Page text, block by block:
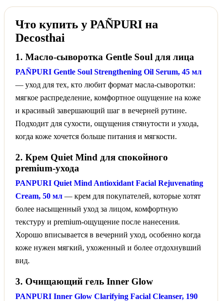
Что купить у PAÑPURI на
Decosthai
1. Масло-сыворотка Gentle Soul для лица
PAÑPURI Gentle Soul Strengthening Oil Serum, 45 мл
— уход для тех, кто любит формат масла-сыворотки:
мягкое распределение, комфортное ощущение на коже
и красивый завершающий шаг в вечерней рутине.
Подходит для сухости, ощущения стянутости и ухода,
когда коже хочется больше питания и мягкости.
2. Крем Quiet Mind для спокойного
premium-ухода
PANPURI Quiet Mind Antioxidant Facial Rejuvenating
Cream, 50 мл — крем для покупателей, которые хотят
более насыщенный уход за лицом, комфортную
текстуру и premium-ощущение после нанесения.
Хорошо вписывается в вечерний уход, особенно когда
коже нужен мягкий, ухоженный и более отдохнувший
вид.
3. Очищающий гель Inner Glow
PANPURI Inner Glow Clarifying Facial Cleanser, 190